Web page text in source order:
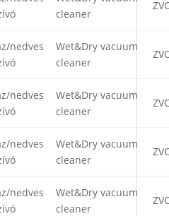
cleaner
nedves
Wet&Dry vacuum
cleaner
nedves
Wet&Dry vacuum
cleaner
nedves
Wet&Dry vacuum
cleaner
nedves
Wet&Dry vacuum
cleaner